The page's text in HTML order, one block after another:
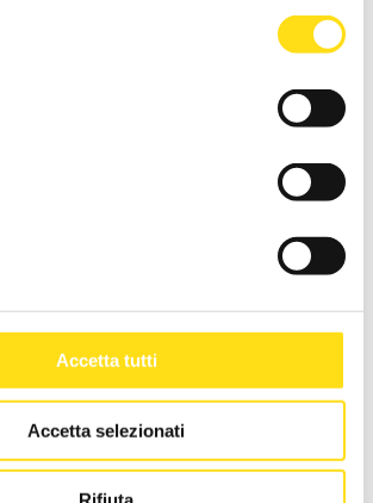
Accetta tutti
Accetta selezionati
cliente, fornire informazioni al cliente,
alle richieste, gestire i reclami
turistico